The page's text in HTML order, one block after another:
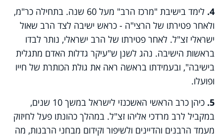
4.
לימד בישיבת "מרכז הרב" מעל 60 שנה. בתחילה כר"מ,
ולאחר פטירתו של הרצי"ה - כראש ישיבה לצד הרב שאול
ישראלי זצ"ל. לאחר פטירתו של הרב ישראלי, נותר לבדו
בראשות הישיבה. נהג לשנן ש"עיקר גדלות האדם מתגלית
בישיבה", ובעמידתו בראשה ראה את גולת הכותרת של חייו
ופועלו.
5.
כיהן כרב הראשי האשכנזי לישראל במשך 10 שנים,
במקביל לרב מרדכי אליהו זצ"ל. במהלך כהונתו פעל לחיזוק
מעמד הרבנים והדיינים ולשיפור וקידום מבחני הרבנות, מה